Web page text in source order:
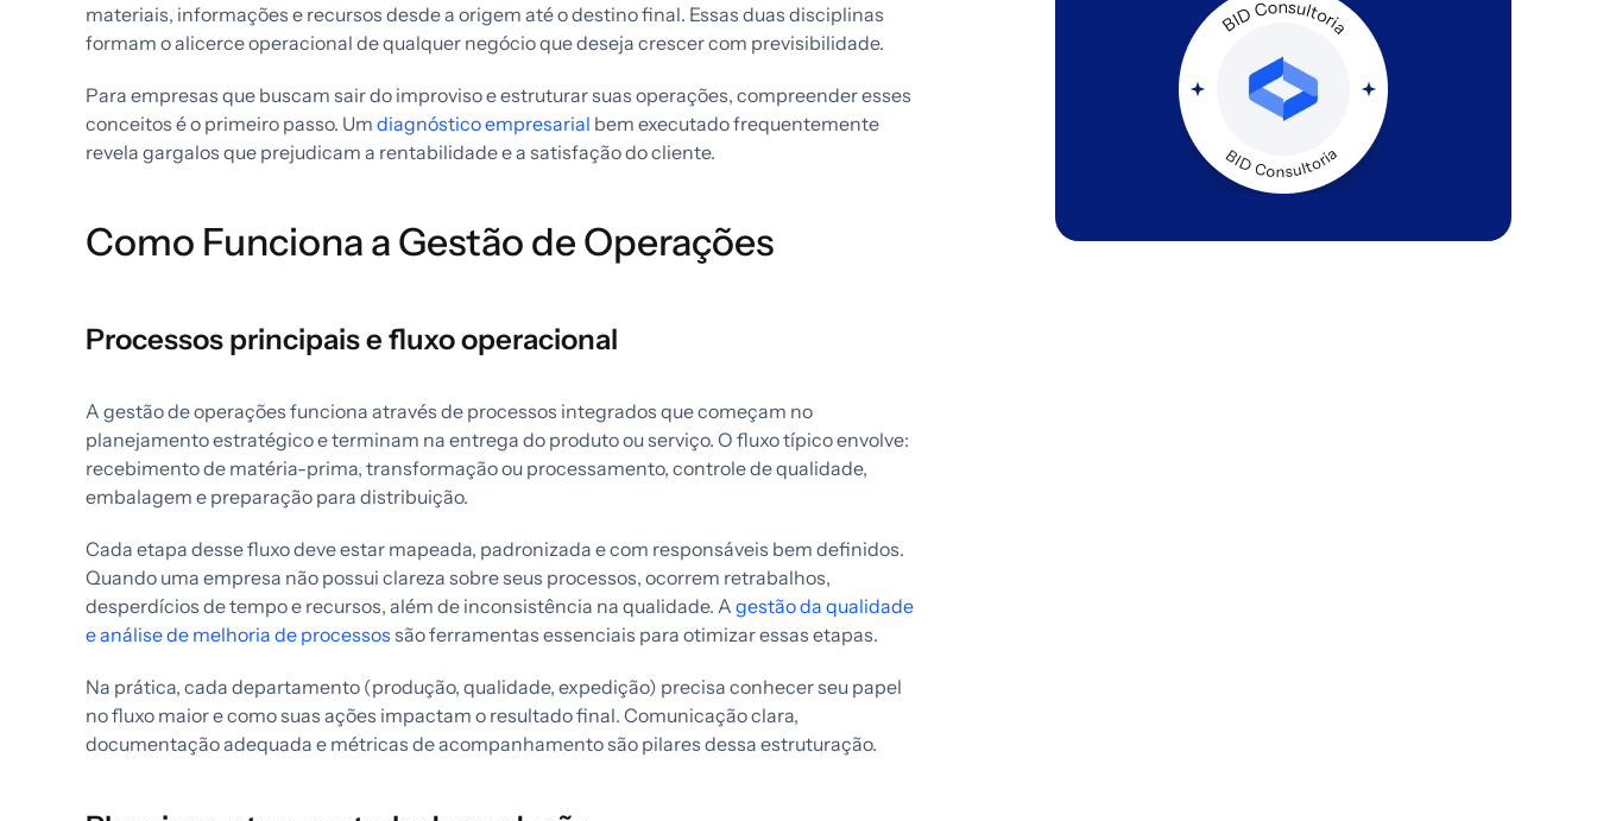
materiais, informações e recursos desde a origem até o destino final. Essas duas disciplinas
formam o alicerce operacional de qualquer negócio que deseja crescer com previsibilidade.
Para empresas que buscam sair do improviso e estruturar suas operações, compreender esses
conceitos é o primeiro passo. Um diagnóstico empresarial bem executado frequentemente
revela gargalos que prejudicam a rentabilidade e a satisfação do cliente.
Como Funciona a Gestão de Operações
Processos principais e fluxo operacional
A gestão de operações funciona através de processos integrados que começam no
planejamento estratégico e terminam na entrega do produto ou serviço. O fluxo típico envolve:
recebimento de matéria-prima, transformação ou processamento, controle de qualidade,
embalagem e preparação para distribuição.
Cada etapa desse fluxo deve estar mapeada, padronizada e com responsáveis bem definidos.
Quando uma empresa não possui clareza sobre seus processos, ocorrem retrabalhos,
desperdícios de tempo e recursos, além de inconsistência na qualidade. A gestão da qualidade
e análise de melhoria de processos são ferramentas essenciais para otimizar essas etapas.
Na prática, cada departamento (produção, qualidade, expedição) precisa conhecer seu papel
no fluxo maior e como suas ações impactam o resultado final. Comunicação clara,
documentação adequada e métricas de acompanhamento são pilares dessa estruturação.